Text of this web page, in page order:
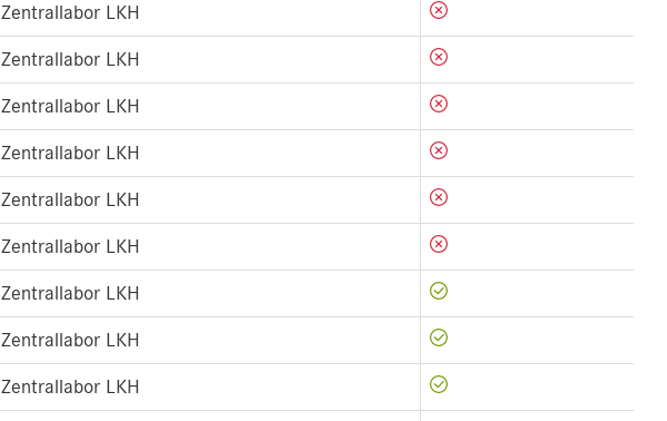
Zentrallabor LKH
Zentrallabor LKH
Zentrallabor LKH
Zentrallabor LKH
Zentrallabor LKH
Zentrallabor LKH
Zentrallabor LKH
Zentrallabor LKH
Zentrallabor LKH